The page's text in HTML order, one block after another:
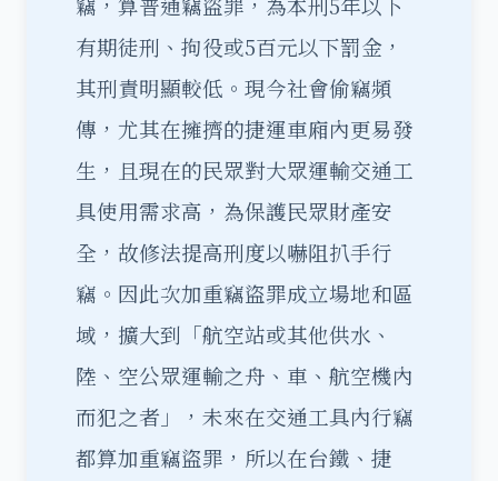
有期徒刑、拘役或5百元以下罰金，
其刑責明顯較低。現今社會偷竊頻
傳，尤其在擁擠的捷運車廂內更易發
生，且現在的民眾對大眾運輸交通工
具使用需求高，為保護民眾財產安
全，故修法提高刑度以嚇阻扒手行
竊。因此次加重竊盜罪成立場地和區
域，擴大到「航空站或其他供水、
陸、空公眾運輸之舟、車、航空機內
而犯之者」，未來在交通工具內行竊
都算加重竊盜罪，所以在台鐵、捷